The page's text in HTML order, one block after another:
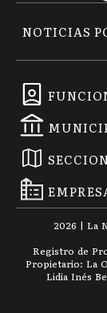
NOTICIAS
2026 | La
Registro de
Propietario: La
Lidia Inés